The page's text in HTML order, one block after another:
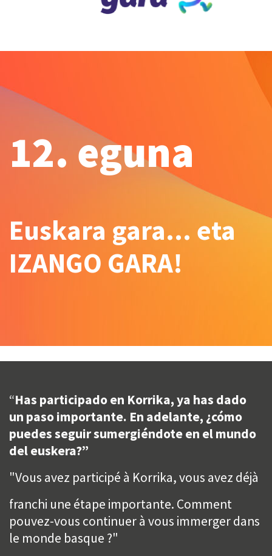
12. eguna
Euskara gara... eta
IZANGO GARA!
“Has participado en Korrika, ya has dado
un paso importante. En adelante, ¿cómo
puedes seguir sumergiéndote en el mundo
del euskera?”
"Vous avez participé à Korrika, vous avez déjà
franchi une étape importante. Comment
pouvez-vous continuer à vous immerger dans
le monde basque ?"